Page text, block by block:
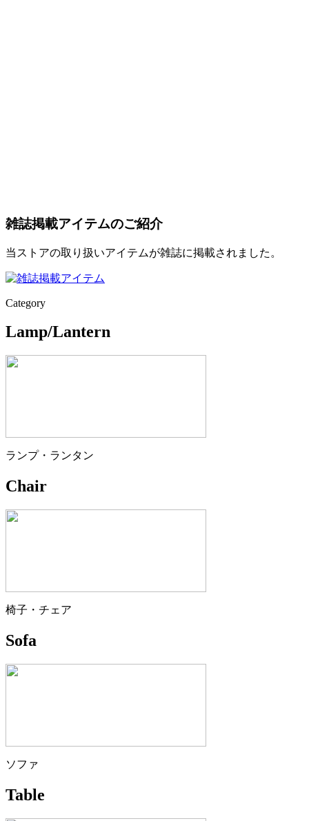
雑誌掲載アイテムのご紹介
当ストアの取り扱いアイテムが雑誌に掲載されました。
Category
Lamp/Lantern
ランプ・ランタン
Chair
椅子・チェア
Sofa
ソファ
Table